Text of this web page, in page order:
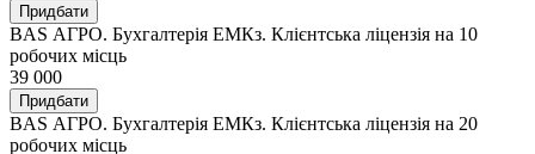
Придбати
BAS АГРО. Бухгалтерія ЕМКз. Клієнтська ліцензія на 10
робочих місць
39 000
Придбати
BAS АГРО. Бухгалтерія ЕМКз. Клієнтська ліцензія на 20
робочих місць